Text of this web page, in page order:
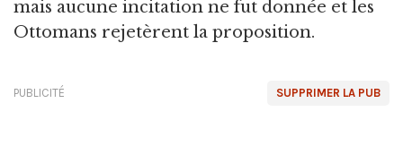
mais aucune incitation ne fut donnée et les
Ottomans rejetèrent la proposition.
SUPPRIMER LA PUB
PUBLICITÉ